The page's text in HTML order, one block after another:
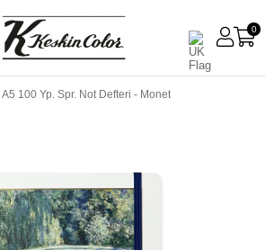
0
100 Yp. Spr. Not Defteri - Monet